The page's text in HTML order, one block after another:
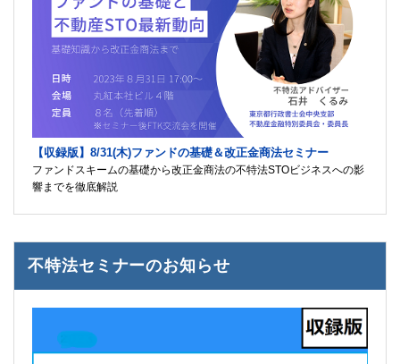
【収録版】8/31(木)ファンドの基礎＆改正金商法セミナー
ファンドスキームの基礎から改正金商法の不特法STOビジネスへの影
響までを徹底解説
不特法セミナーのお知らせ